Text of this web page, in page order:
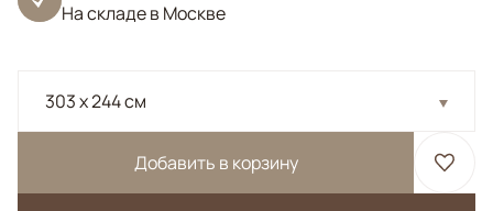
На складе в Москве
303 x 244 см
Добавить в корзину